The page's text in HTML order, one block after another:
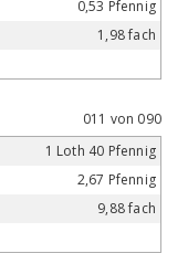
0,53 Pfennig
1,98 fach
011 von 090
1 Loth 40 Pfennig
2,67 Pfennig
9,88 fach